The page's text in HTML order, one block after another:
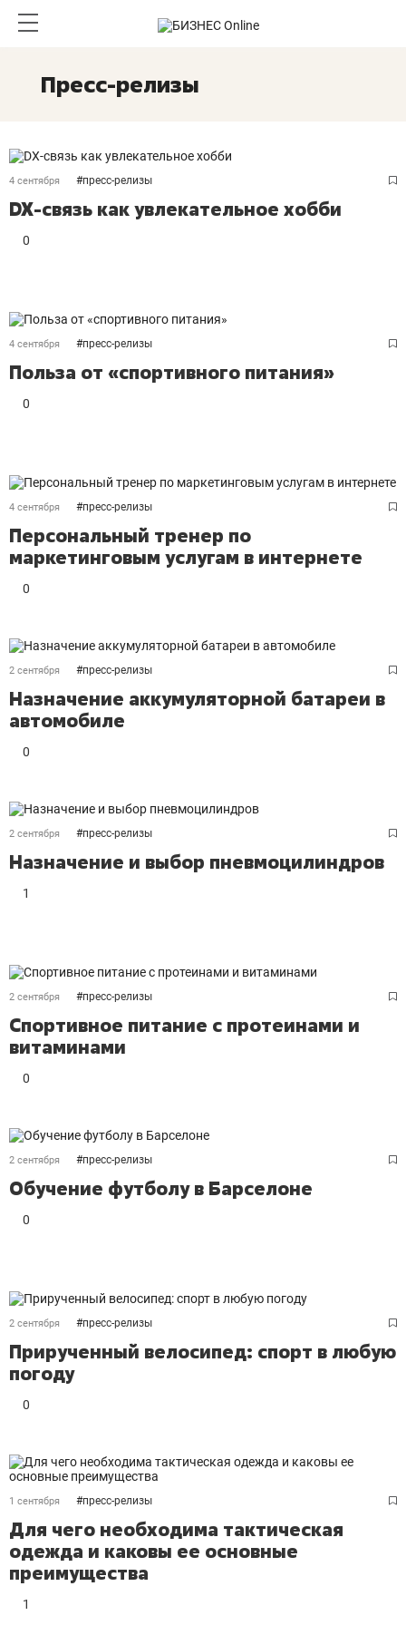
Пресс-релизы
4 сентября #пресс-релизы
DX-связь как увлекательное хобби
0
4 сентября #пресс-релизы
Польза от «спортивного питания»
0
4 сентября #пресс-релизы
Персональный тренер по
маркетинговым услугам в интернете
0
2 сентября #пресс-релизы
Назначение аккумуляторной батареи в
автомобиле
0
2 сентября #пресс-релизы
Назначение и выбор пневмоцилиндров
1
2 сентября #пресс-релизы
Спортивное питание с протеинами и
витаминами
0
2 сентября #пресс-релизы
Обучение футболу в Барселоне
0
2 сентября #пресс-релизы
Прирученный велосипед: спорт в любую
погоду
0
1 сентября #пресс-релизы
Для чего необходима тактическая
одежда и каковы ее основные
преимущества
1